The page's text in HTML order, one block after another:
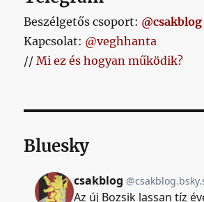
Beszélgetős csoport: @csakblog
Kapcsolat: @veghhanta
//Mi ez és hogyan működik?
Bluesky